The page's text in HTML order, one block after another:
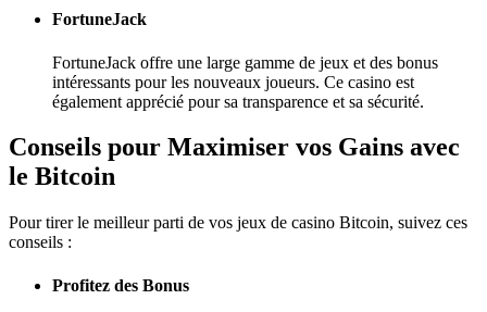
FortuneJack
FortuneJack offre une large gamme de jeux et des bonus
intéressants pour les nouveaux joueurs. Ce casino est
également apprécié pour sa transparence et sa sécurité.
Conseils pour Maximiser vos Gains avec
le Bitcoin
Pour tirer le meilleur parti de vos jeux de casino Bitcoin, suivez ces
conseils :
Profitez des Bonus